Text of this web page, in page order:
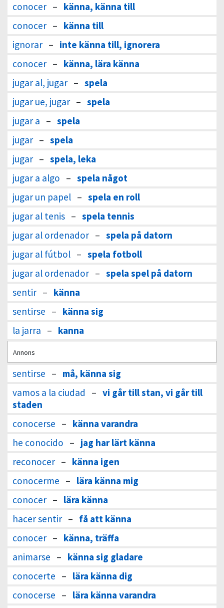
conocer – känna, känna till
conocer – känna till
ignorar – inte känna till, ignorera
conocer – känna, lära känna
jugar al, jugar – spela
jugar ue, jugar – spela
jugar a – spela
jugar – spela
jugar – spela, leka
jugar a algo – spela något
jugar un papel – spela en roll
jugar al tenis – spela tennis
jugar al ordenador – spela på datorn
jugar al fútbol – spela fotboll
jugar al ordenador – spela spel på datorn
sentir – känna
sentirse – känna sig
la jarra – kanna
Annons
sentirse – må, känna sig
vamos a la ciudad
– vi går till stan, vi går till
staden
conocerse – känna varandra
he conocido – jag har lärt känna
reconocer – känna igen
conocerme – lära känna mig
conocer – lära känna
hacer sentir – få att känna
conocer – känna, träffa
animarse – känna sig gladare
conocerte – lära känna dig
conocerse – lära känna varandra